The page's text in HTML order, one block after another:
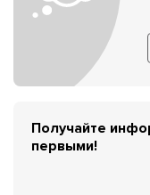
Получайте
первыми!